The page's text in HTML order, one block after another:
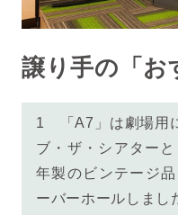
譲り手の「お
1
「A7」は劇場
ブ・ザ・シアター
年製のビンテージ
ーバーホールしまし